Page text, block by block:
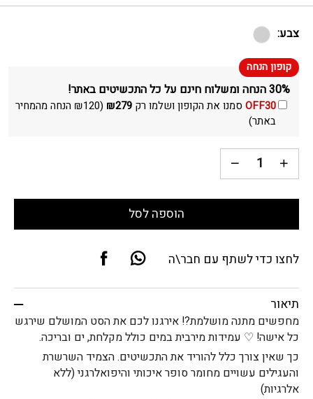
צבע:
30% הנחה ומשלוח חינם על כל התכשיטים באתר!
OFF30 סמנו את הקופון ושלמו רק ₪279
(
₪120
הנחה מהמחיר
באתר)
הוספה לסל
לחצו כדי לשתף עם חבר\ה
תיאור
מחפשים מתנה מושלמת?! אירגנו לכם את הסט המושלם שירגש
כל אישה! ♡ עמידות מירבית במים כולל מקלחת, ים ובריכה.
כך שאין צורך כלל להוריד את התכשיטים. הצמיד השרשרת
והעגילים עשויים מחומר סופר איכותי והיפואלרגני (ללא
אלרגיות)